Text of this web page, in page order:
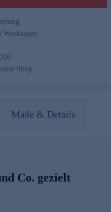
Werktagen
Shop
Maße & Details
Co. gezielt